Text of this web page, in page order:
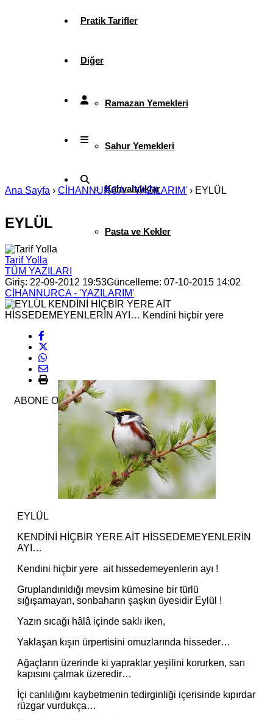
Pratik Tarifler
Diğer
Ramazan Yemekleri
Sahur Yemekleri
Kahvaltılıklar
Pasta ve Kekler
Ana Sayfa › CİHANNURCA - 'YAZILARIM' › EYLÜL
EYLÜL
Tarif Yolla
TÜM YAZILARI
Giriş: 22-09-2012 19:53Güncelleme: 07-10-2015 14:02
CİHANNURCA - 'YAZILARIM'
ABONE OL
EYLÜL
KENDİNİ HİÇBİR YERE AİT HİSSEDEMEYENLERİN
AYI…
Kendini hiçbir yere ait hissedemeyenlerin ayı !
Gruplandırıldığı mevsim kümesine bir türlü
sığışamayan, sonbaharın şaşkın üyesidir Eylül !
Yazın sıcağı hâlâ içinde saklı iken,
Yaklaşan kışın ürpertisini omuzlarında hisseder…
Ağaçların üzerinde ki yapraklar yeşilini korurken, sarı
kapısını çalmak üzeredir…
İçi canlılığını kaybetmenin tedirginliği içerisinde kıpırdar
rüzgar vurdukça…